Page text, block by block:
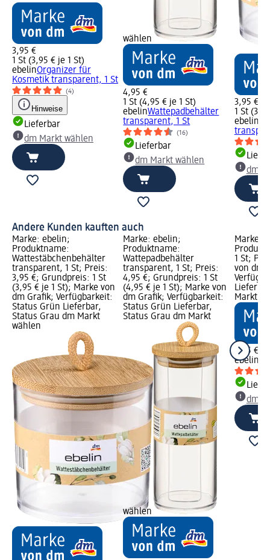
3,95 €
1 St (3,95 € je 1 St)
ebelinOrganizer für
Kosmetik transparent, 1 St
(4)
Hinweise
Lieferbar
dm Markt wählen
wählen
4,95 €
1 St (4,95 € je 1 St)
ebelinWattepadbehälter
transparent, 1 St
(16)
Lieferbar
dm Markt wählen
3,95 €
1 St
ebelin
dm
Andere Kunden kauften auch
Marke: ebelin;
Produktname:
Wattestäbchenbehälter
transparent, 1 St; Preis:
3,95 €; Grundpreis: 1 St
(3,95 € je 1 St); Marke von
dm Grafik; Verfügbarkeit:
Status Grün Lieferbar,
Status Grau dm Markt
wählen
Marke: ebelin;
Produktname:
Wattepadbehälter
transparent, 1 St; Preis:
4,95 €; Grundpreis: 1 St
(4,95 € je 1 St); Marke von
dm Grafik; Verfügbarkeit:
Status Grün Lieferbar,
Status Grau dm Markt
wählen
Marke:
1 St;
von dm
Markt
3,45 €
ebelin
dm